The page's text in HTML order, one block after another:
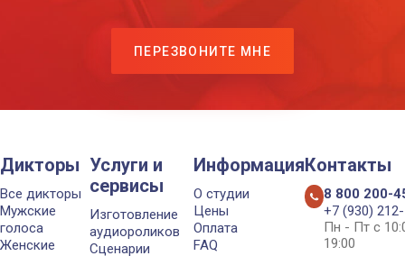
ПЕРЕЗВОНИТЕ МНЕ
Дикторы
Все дикторы
Мужские
голоса
Женские
Услуги и
сервисы
Изготовление
аудиороликов
Сценарии
Информация
О студии
Цены
Оплата
FAQ
Контакты
8 800 200-
+7 (930)
Пн - Пт с
19:00